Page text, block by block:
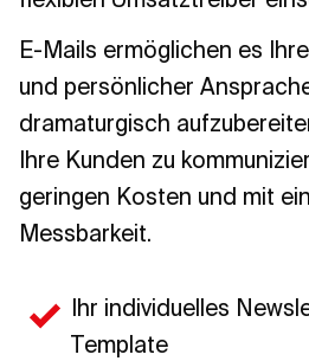
E-Mails ermöglichen es
und persönlicher
dramaturgisch
Ihre Kunden zu
geringen Kosten und mit
Messbarkeit.
Ihr individuelles
Template